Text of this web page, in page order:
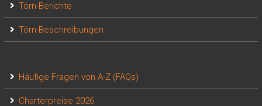
Törn-Berichte
Törn-Beschreibungen
Häufige Fragen von A-Z (FAQs)
Charterpreise 2026